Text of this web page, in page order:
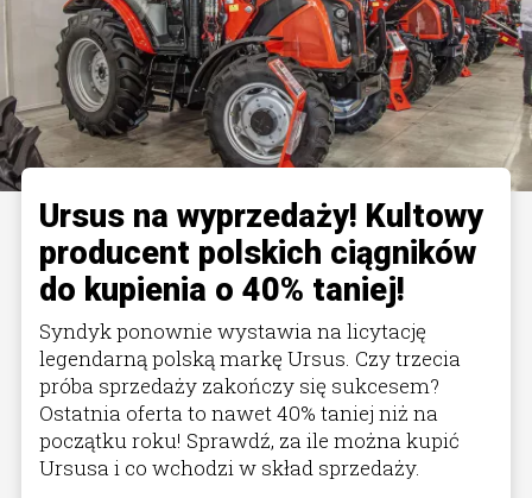
Ursus na wyprzedaży! Kultowy
producent polskich ciągników
do kupienia o 40% taniej!
Syndyk ponownie wystawia na licytację
legendarną polską markę Ursus. Czy trzecia
próba sprzedaży zakończy się sukcesem?
Ostatnia oferta to nawet 40% taniej niż na
początku roku! Sprawdź, za ile można kupić
Ursusa i co wchodzi w skład sprzedaży.